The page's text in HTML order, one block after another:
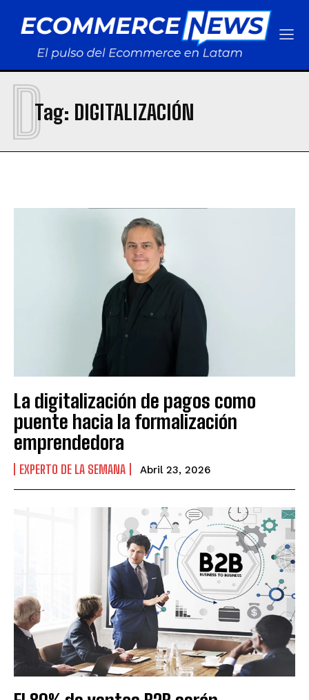
Tag: DIGITALIZACIÓN
D
La digitalización de pagos como
puente hacia la formalización
emprendedora
EXPERTO DE LA SEMANA Abril 23, 2026